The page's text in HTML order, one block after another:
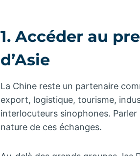
1. Accéder au
d’Asie
La Chine reste un partenaire
export, logistique, tourisme,
interlocuteurs sinophones.
nature de ces échanges.